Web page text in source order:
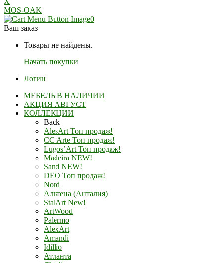
MOS-OAK
0
Ваш заказ
Товары не найдены.
Начать покупки
Логин
МЕБЕЛЬ В НАЛИЧИИ
АКЦИЯ АВГУСТ
КОЛЛЕКЦИИ
Back
AlesArt Топ продаж!
СС Arte Топ продаж!
Lugos’Art Топ продаж!
Madeira NEW!
Sand NEW!
DEO Топ продаж!
Nord
Альтена (Анталия)
StalArt New!
ArtWood
Palermo
AlexArt
Amandi
Idillio
Атланта